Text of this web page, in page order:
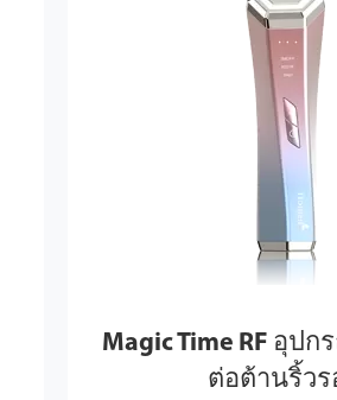
Magic Time RF อุป
ต่อต้านริ้วร